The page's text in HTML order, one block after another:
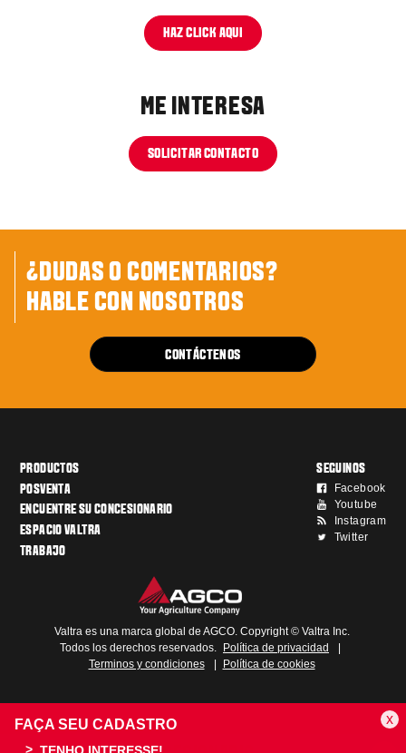
x
FAÇA SEU CADASTRO
HAZ CLICK AQUI
ME INTERESA
SOLICITAR CONTACTO
¿DUDAS O COMENTARIOS?
HABLE CON NOSOTROS
CONTÁCTENOS
PRODUCTOS
POSVENTA
ENCUENTRE SU CONCESIONARIO
ESPACIO VALTRA
TRABAJO
SEGUINOS
Facebook
Youtube
Instagram
Twitter
Valtra es una marca global de AGCO. Copyright © Valtra Inc.
Todos los derechos reservados.
Política de privacidad
Terminos y condiciones
Política de cookies